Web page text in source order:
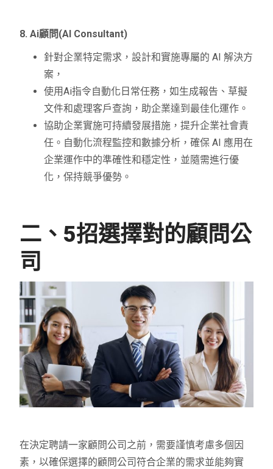
8. Ai顧問(AI Consultant)
針對企業特定需求，設計和實施專屬的 AI 解決方
案，
使用Ai指令自動化日常任務，如生成報告、草擬
文件和處理客戶查詢，助企業達到最佳化運作。
協助企業實施可持續發展措施，提升企業社會責
任。自動化流程監控和數據分析，確保 AI 應用在
企業運作中的準確性和穩定性，並隨需進行優
化，保持競爭優勢。
二、5招選擇對的顧問公
司
在決定聘請一家顧問公司之前，需要謹慎考慮多個因
素，以確保選擇的顧問公司符合企業的需求並能夠實